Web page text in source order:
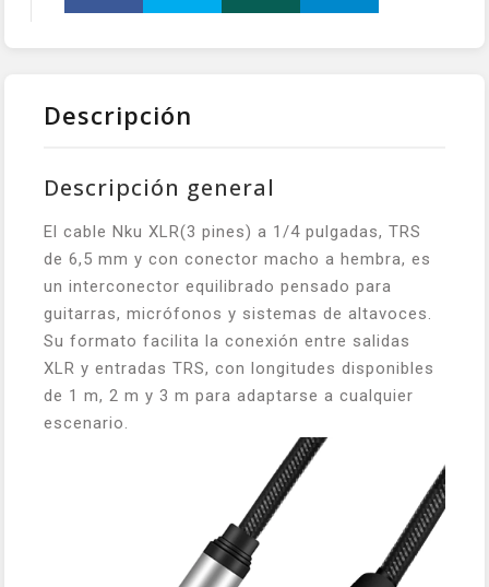
Descripción
Descripción general
El cable Nku XLR(3 pines) a 1/4 pulgadas, TRS
de 6,5 mm y con conector macho a hembra, es
un interconector equilibrado pensado para
guitarras, micrófonos y sistemas de altavoces.
Su formato facilita la conexión entre salidas
XLR y entradas TRS, con longitudes disponibles
de 1 m, 2 m y 3 m para adaptarse a cualquier
escenario.